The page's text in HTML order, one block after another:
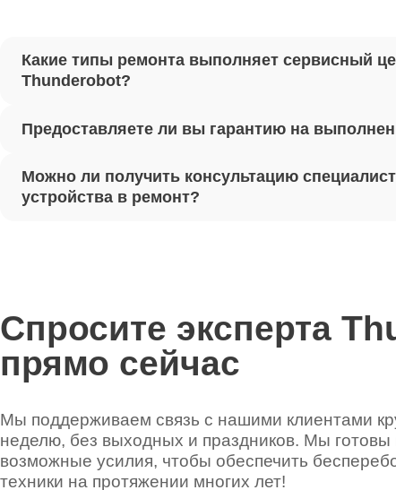
Какие типы ремонта выполняет сервисный
Thunderobot?
Предоставляете ли вы гарантию на
Можно ли получить консультацию
устройства в ремонт?
Спросите эксперта
прямо сейчас
Мы поддерживаем связь с нашими клиентами
неделю, без выходных и праздников. Мы готовы
возможные усилия, чтобы обеспечить
техники на протяжении многих лет!